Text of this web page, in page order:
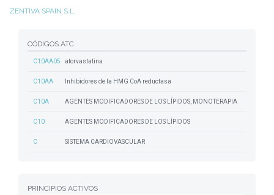
ZENTIVA SPAIN S.L.
CÓDIGOS ATC
C10AA05 atorvastatina
C10AA Inhibidores de la HMG CoA reductasa
C10A AGENTES MODIFICADORES DE LOS LÍPIDOS, MONOTERAPIA
C10 AGENTES MODIFICADORES DE LOS LÍPIDOS
C SISTEMA CARDIOVASCULAR
PRINCIPIOS ACTIVOS